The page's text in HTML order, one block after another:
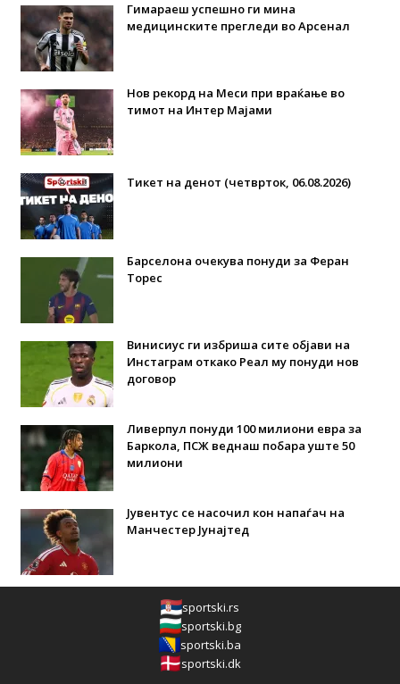
Гимараеш успешно ги мина
медицинските прегледи во Арсенал
Нов рекорд на Меси при враќање во
тимот на Интер Мајами
Тикет на денот (четврток, 06.08.2026)
Барселона очекува понуди за Феран
Торес
Винисиус ги избриша сите објави на
Инстаграм откако Реал му понуди нов
договор
Ливерпул понуди 100 милиони евра за
Баркола, ПСЖ веднаш побара уште 50
милиони
Јувентус се насочил кон напаѓач на
Манчестер Јунајтед
sportski.rs
sportski.bg
sportski.ba
sportski.dk